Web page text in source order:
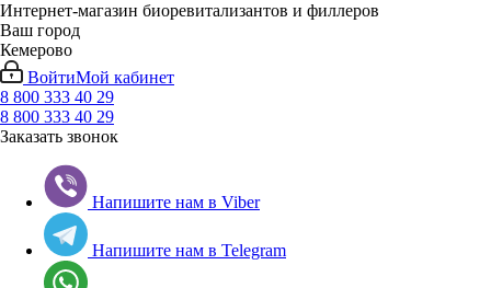
Интернет-магазин биоревитализантов и филлеров
Ваш город
Кемерово
ВойтиМой кабинет
8 800 333 40 29
8 800 333 40 29
Заказать звонок
Напишите нам в Viber
Напишите нам в Telegram